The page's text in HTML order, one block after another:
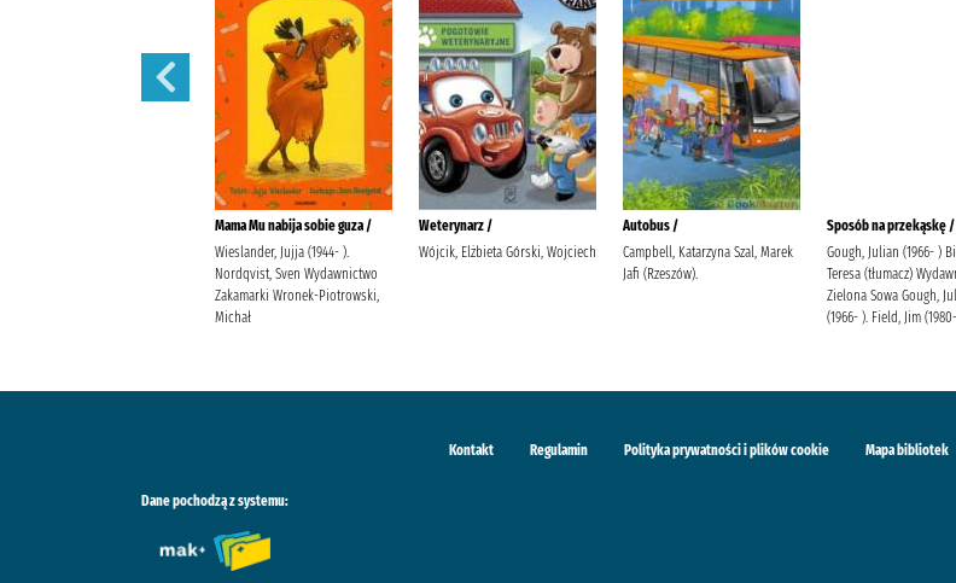
Mama Mu nabija sobie guza /
Wieslander, Jujja (1944- ).
Nordqvist, Sven Wydawnictwo
Zakamarki Wronek-Piotrowski,
Michał
Weterynarz /
Wójcik, Elżbieta Górski, Wojciech
Autobus /
Campbell, Katarzyna Szal, Marek
Jafi (Rzeszów).
Sposób na przekąskę /
Gough, Julian (1966- )
Teresa (tłumacz)
Zielona Sowa Gough,
(1966- ). Field, Jim
Kontakt Regulamin Polityka prywatności i plików cookie Mapa bibliotek
Dane pochodzą z systemu: